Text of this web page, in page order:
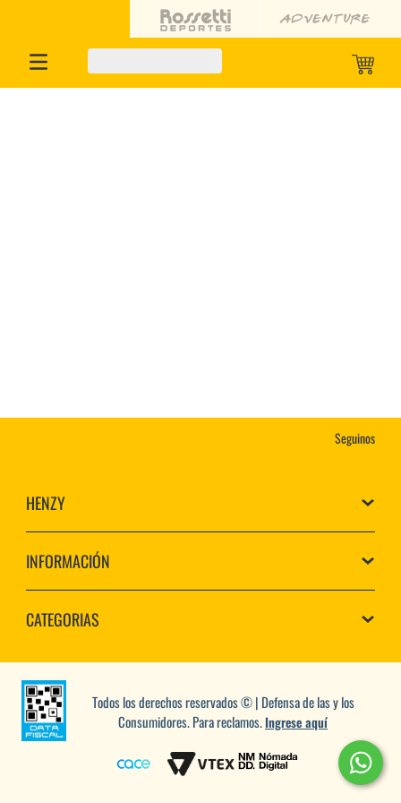
Seguinos
HENZY
INFORMACIÓN
CATEGORIAS
Todos los derechos reservados © | Defensa de las y los
Consumidores. Para reclamos.Ingrese aquí